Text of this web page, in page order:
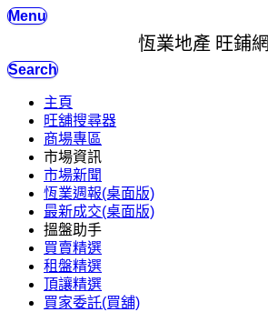
Menu
恆業地產 旺鋪網
Search
主頁
旺舖搜尋器
商場專區
市場資訊
市場新聞
恆業週報(桌面版)
最新成交(桌面版)
搵盤助手
買賣精選
租盤精選
頂讓精選
買家委託(買舖)